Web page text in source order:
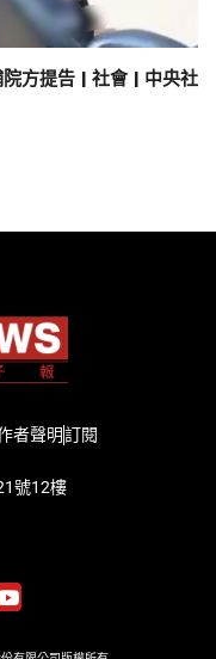
方提告 | 社會 | 中央社
者聲明訂閱
號12樓